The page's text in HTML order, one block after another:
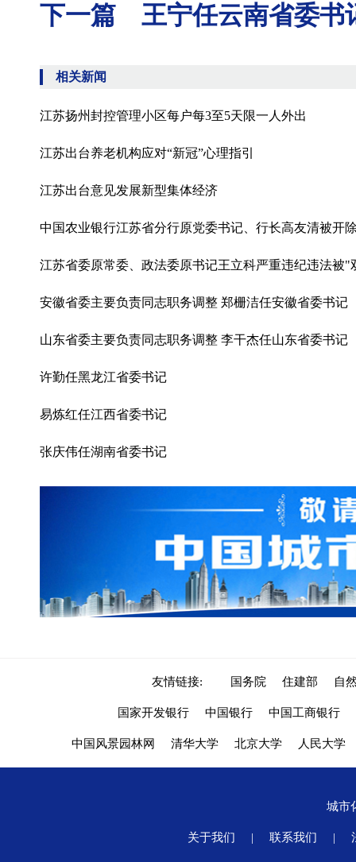
下一篇 王宁任云南省委书
相关新闻
江苏扬州封控管理小区每户每3至5天限一人外出
江苏出台养老机构应对“新冠”心理指引
江苏出台意见发展新型集体经济
中国农业银行江苏省分行原党委书记、行长高友清被开
江苏省委原常委、政法委原书记王立科严重违纪违法被"
安徽省委主要负责同志职务调整 郑栅洁任安徽省委书记
山东省委主要负责同志职务调整 李干杰任山东省委书记
许勤任黑龙江省委书记
易炼红任江西省委书记
张庆伟任湖南省委书记
友情链接: 国务院 住建部 自
国家开发银行 中国银行 中国工商银行
中国风景园林网 清华大学 北京大学 人民大学
城市
关于我们 | 联系我们 |